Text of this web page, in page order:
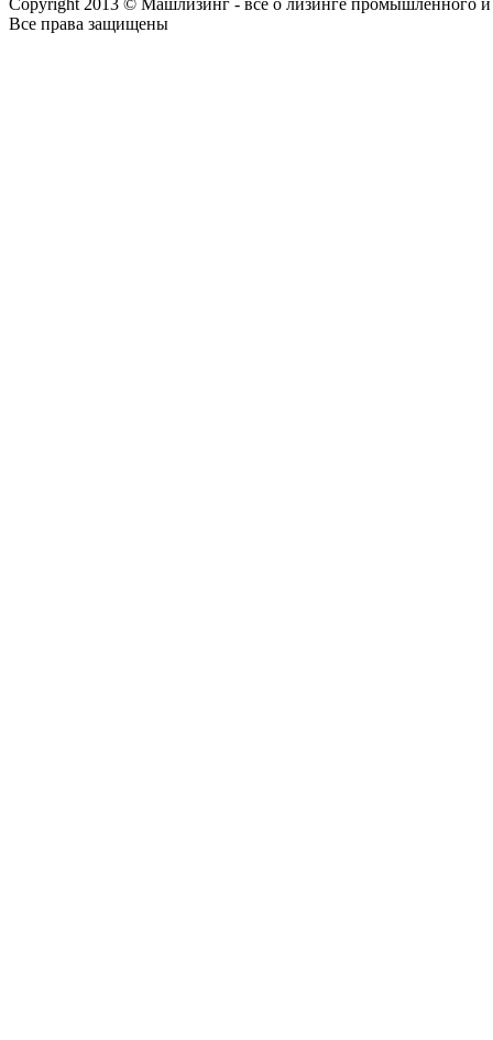
Copyright 2013 © Машлизинг - все о лизинге промышленного и
Все права защищены